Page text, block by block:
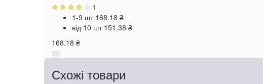
1
1-9 шт 168.18 ₴
від 10 шт 151.38 ₴
168.18 ₴
Схожі товари